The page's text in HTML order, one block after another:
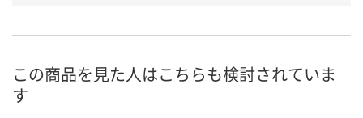
この商品を見た人はこちらも検討されていま
す